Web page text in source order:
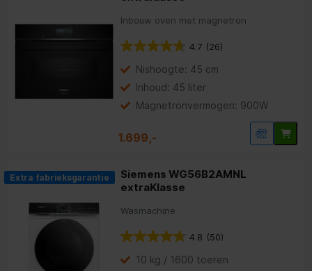
Inbouw oven met magnetron
4.7 (26)
Nishoogte: 45 cm
Inhoud: 45 liter
Magnetronvermogen: 900W
1.699,-
Extra fabrieksgarantie
Siemens WG56B2AMNL
extraKlasse
Wasmachine
4.8 (50)
10 kg / 1600 toeren